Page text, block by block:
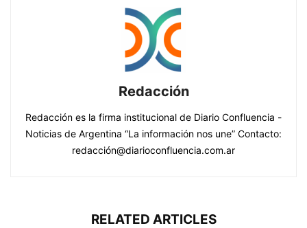
Redacción
Redacción es la firma institucional de Diario Confluencia -
Noticias de Argentina “La información nos une” Contacto:
redacción@diarioconfluencia.com.ar
RELATED ARTICLES